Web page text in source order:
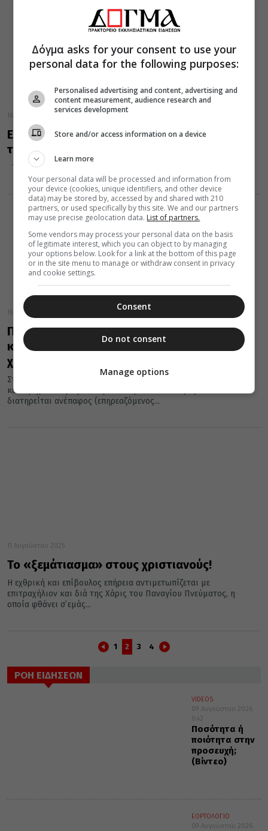
16 Αυγούστου 2025
Επιτρέπεται να τελούνται μνημόσυνα εκτός
του Ιερού Ναού
Του Δημητρίου Λυκούδη, θεολόγου, Υπ. Δρα ΕΚΠΑ
16 Αυγούστου 2025
Πρέπει να κάνουμε εκταφή των
κεκοιμημένων, όταν συμπληρωθούν τρία
χρόνια από την ημέρα της ταφής
Στην καθημερινότητά μας, όμως, επιβάλλεται η εκταφή των
κεκοιμημένων μας. Σε περίπτωση που κάποιος εξ αυτών
διατηρείται ανέπαφος (επηρεαζόμενος...
11 Αυγούστου 2025
Το «ξεμάτιασμα» στους χριστιανούς!
Η εχθρική και επίβουλος επήρεια αντιμετωπίζεται με
επιτραχήλιον και διά της Χάρις του Παναγίου Πνεύματος, η
οποία φθάνει σ᾿ εμάς...
1 2 3 4
ΡΟΗ ΕΙΔΗΣΕΩΝ
VIDEOS
09 Αυγούστου 2026
0:42
Ποσότητα ή
ποιότητα στην
προσευχή;
(Βίντεο)
ΕΟΡΤΟΛΟΓΙΟ
09 Αυγούστου 2026
Δόγμα asks for your consent to use your
personal data for the following purposes:
Personalised advertising and content, advertising and
content measurement, audience research and
services development
Store and/or access information on a device
Learn more
Your personal data will be processed and information from
your device (cookies, unique identifiers, and other device
data) may be stored by, accessed by and shared with 210
partners, or used specifically by this site. We and our partners
may use precise geolocation data. List of partners.
Some vendors may process your personal data on the basis
of legitimate interest, which you can object to by managing
your options below. Look for a link at the bottom of this page
or in the site menu to manage or withdraw consent in privacy
and cookie settings.
Consent
Do not consent
Manage options